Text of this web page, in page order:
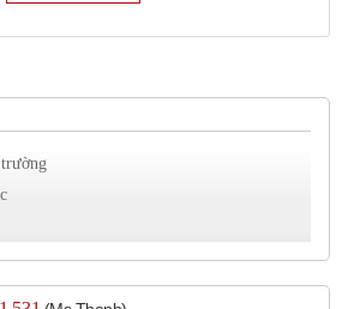
trở đốt nóng, lò nhiệt.
công suất lớn.